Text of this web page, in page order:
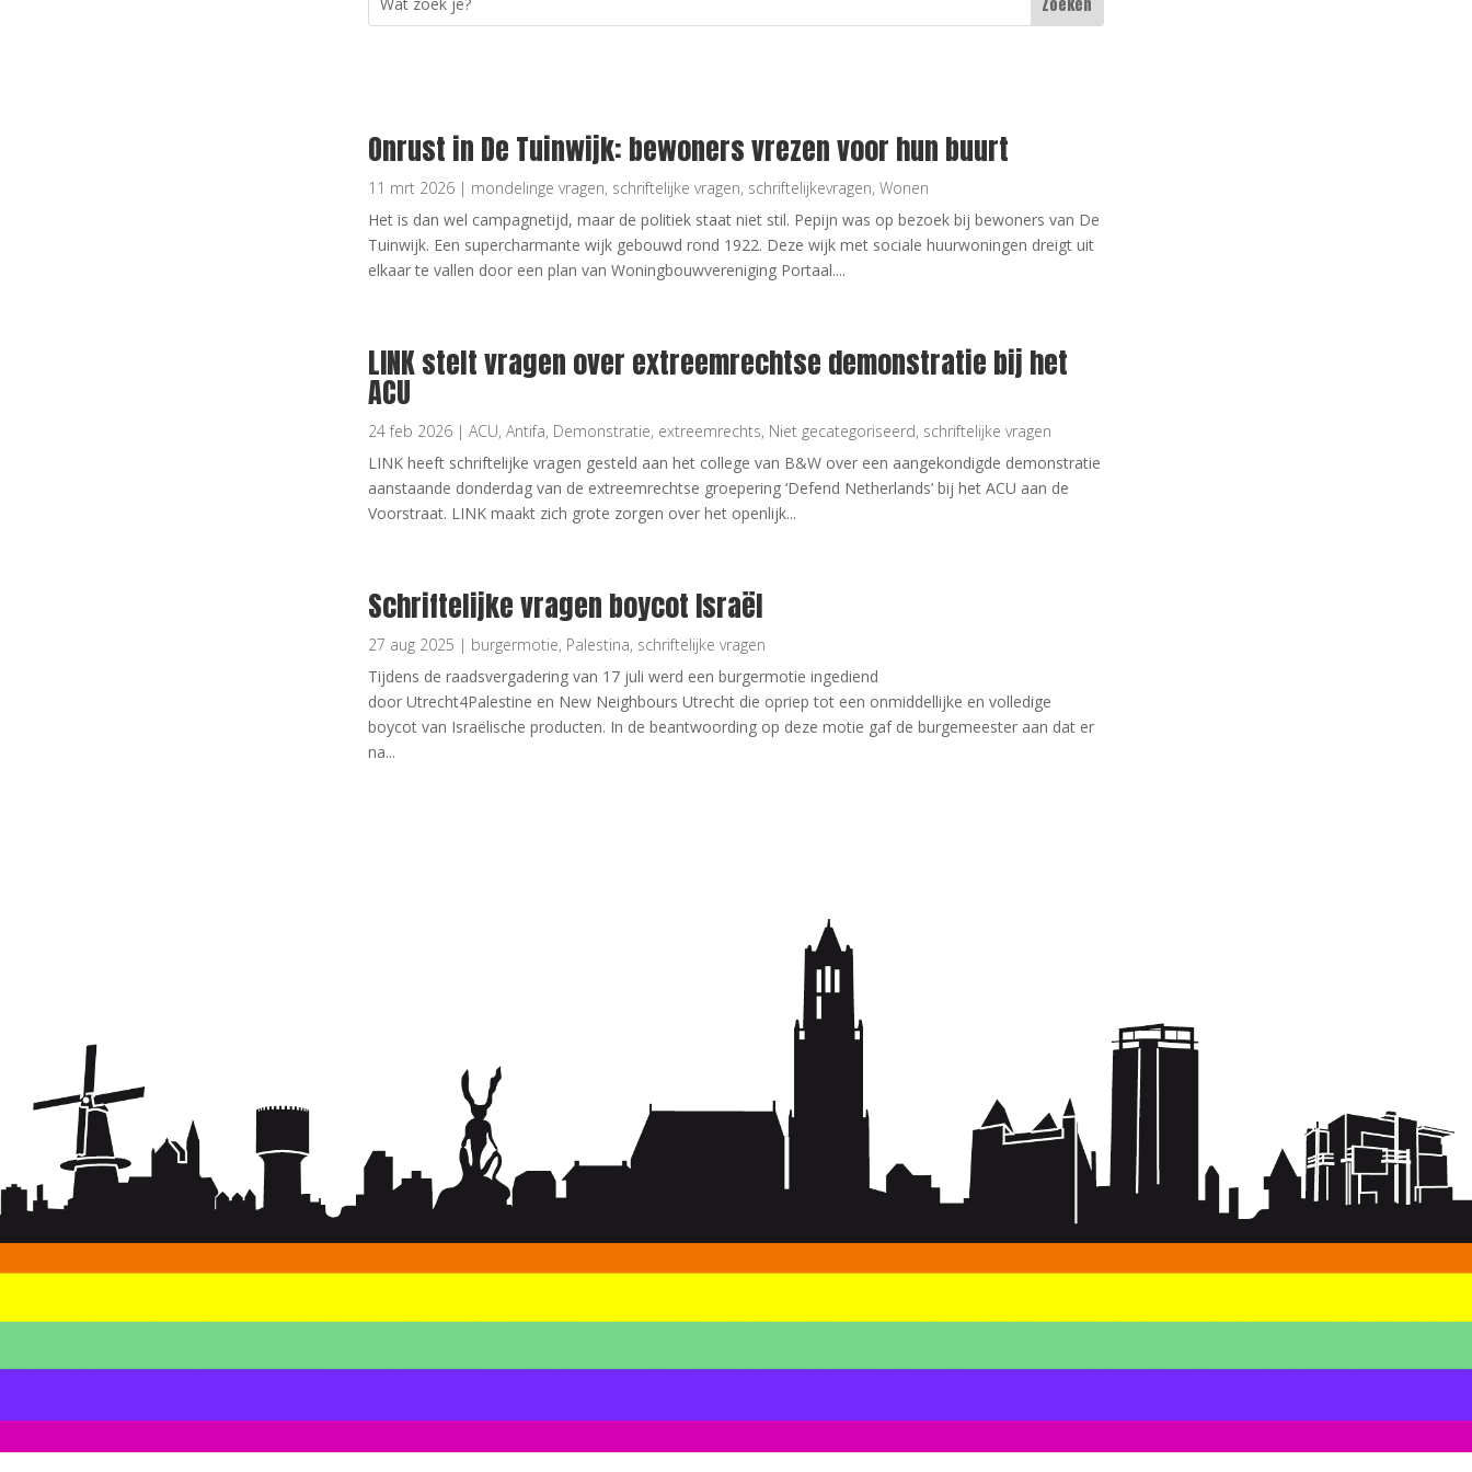
Onrust in De Tuinwijk: bewoners vrezen voor hun buurt
11 mrt 2026 | mondelinge vragen, schriftelijke vragen, schriftelijkevragen, Wonen
Het is dan wel campagnetijd, maar de politiek staat niet stil. Pepijn was op bezoek bij bewoners van De
Tuinwijk. Een supercharmante wijk gebouwd rond 1922. Deze wijk met sociale huurwoningen dreigt uit
elkaar te vallen door een plan van Woningbouwvereniging Portaal....
LINK stelt vragen over extreemrechtse demonstratie bij het
ACU
24 feb 2026 | ACU, Antifa, Demonstratie, extreemrechts, Niet gecategoriseerd, schriftelijke vragen
LINK heeft schriftelijke vragen gesteld aan het college van B&W over een aangekondigde demonstratie
aanstaande donderdag van de extreemrechtse groepering ‘Defend Netherlands’ bij het ACU aan de
Voorstraat. LINK maakt zich grote zorgen over het openlijk...
Schriftelijke vragen boycot Israël
27 aug 2025 | burgermotie, Palestina, schriftelijke vragen
Tijdens de raadsvergadering van 17 juli werd een burgermotie ingediend
door Utrecht4Palestine en New Neighbours Utrecht die opriep tot een onmiddellijke en volledige
boycot van Israëlische producten. In de beantwoording op deze motie gaf de burgemeester aan dat er
na...